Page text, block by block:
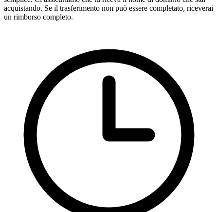
acquistando. Se il trasferimento non può essere completato, riceverai
un rimborso completo.